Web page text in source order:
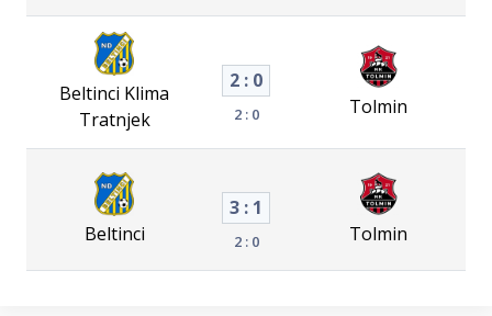
Beltinci Klima
Tratnjek
2 : 0
2 : 0 Tolmin
Beltinci
3 : 1
2 : 0 Tolmin